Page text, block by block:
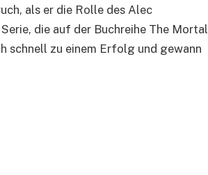
als er die Rolle des Alec
die auf der Buchreihe The Mortal
schnell zu einem Erfolg und gewann